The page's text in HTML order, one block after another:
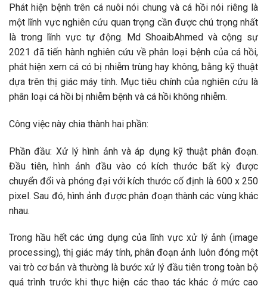
Phát hiện bệnh trên cá nuôi nói chung và cá hồi nói riêng là
một lĩnh vực nghiên cứu quan trọng cần được chú trọng nhất
là trong lĩnh vực tự động. Md ShoaibAhmed và cộng sự
2021 đã tiến hành nghiên cứu về phân loại bệnh của cá hồi,
phát hiện xem cá có bị nhiễm trùng hay không, bằng kỹ thuật
dựa trên thị giác máy tính. Mục tiêu chính của nghiên cứu là
phân loại cá hồi bị nhiễm bệnh và cá hồi không nhiễm.
Công việc này chia thành hai phần:
Phần đầu: Xử lý hình ảnh và áp dụng kỹ thuật phân đoạn.
Đầu tiên, hình ảnh đầu vào có kích thước bất kỳ được
chuyển đổi và phóng đại với kích thước cố định là 600 x 250
pixel. Sau đó, hình ảnh được phân đoạn thành các vùng khác
nhau.
Trong hầu hết các ứng dụng của lĩnh vực xử lý ảnh (image
processing), thị giác máy tính, phân đoạn ảnh luôn đóng một
vai trò cơ bản và thường là bước xử lý đầu tiên trong toàn bộ
quá trình trước khi thực hiện các thao tác khác ở mức cao